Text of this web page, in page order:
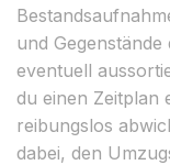
und
eventuell
du einen Zeitplan
reibungslos
dabei, den